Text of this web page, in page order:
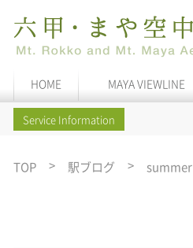
HOME MAYA VIEWLINE
Service Information
TOP 駅ブログ summer